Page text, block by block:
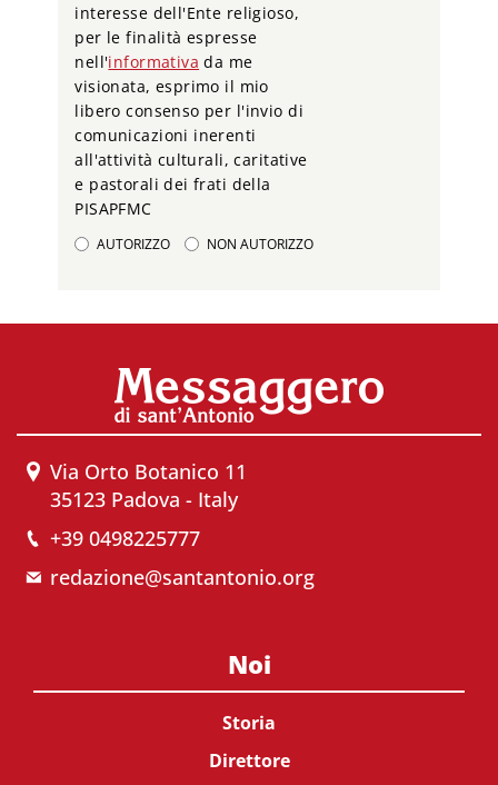
interesse dell'Ente religioso,
per le finalità espresse
nell'informativa da me
visionata, esprimo il mio
libero consenso per l'invio di
comunicazioni inerenti
all'attività culturali, caritative
e pastorali dei frati della
PISAPFMC
AUTORIZZO NON AUTORIZZO
Via Orto Botanico 11
35123 Padova - Italy
+39 0498225777
redazione@santantonio.org
Noi
Storia
Direttore